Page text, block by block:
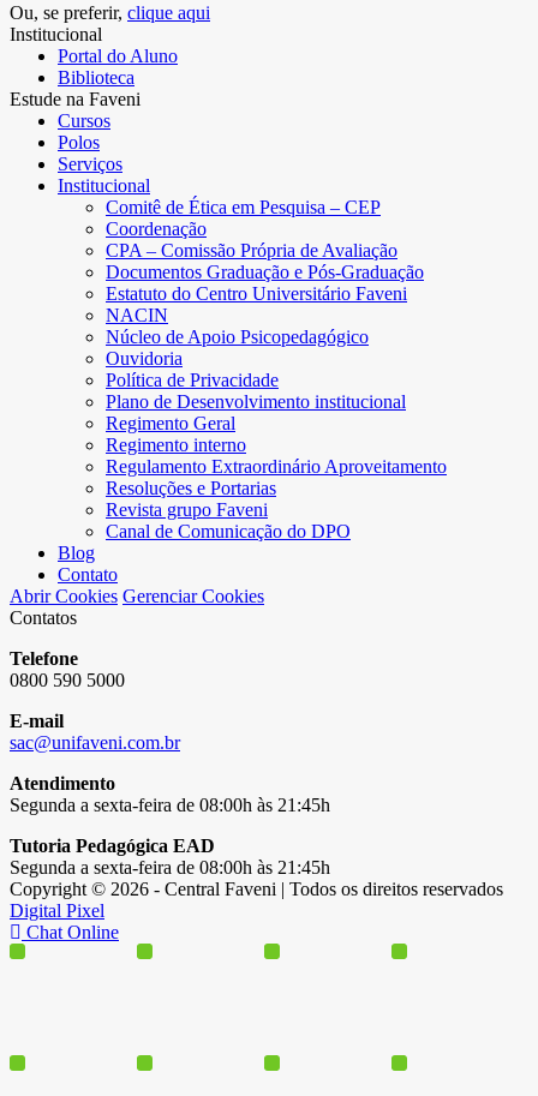
Ou, se preferir, clique aqui
Institucional
Portal do Aluno
Biblioteca
Estude na Faveni
Cursos
Polos
Serviços
Institucional
Comitê de Ética em Pesquisa – CEP
Coordenação
CPA – Comissão Própria de Avaliação
Documentos Graduação e Pós-Graduação
Estatuto do Centro Universitário Faveni
NACIN
Núcleo de Apoio Psicopedagógico
Ouvidoria
Política de Privacidade
Plano de Desenvolvimento institucional
Regimento Geral
Regimento interno
Regulamento Extraordinário Aproveitamento
Resoluções e Portarias
Revista grupo Faveni
Canal de Comunicação do DPO
Blog
Contato
Abrir Cookies Gerenciar Cookies
Contatos
Telefone
0800 590 5000
E-mail
sac@unifaveni.com.br
Atendimento
Segunda a sexta-feira de 08:00h às 21:45h
Tutoria Pedagógica EAD
Segunda a sexta-feira de 08:00h às 21:45h
Copyright © 2026 - Central Faveni | Todos os direitos reservados
Digital Pixel
Chat Online